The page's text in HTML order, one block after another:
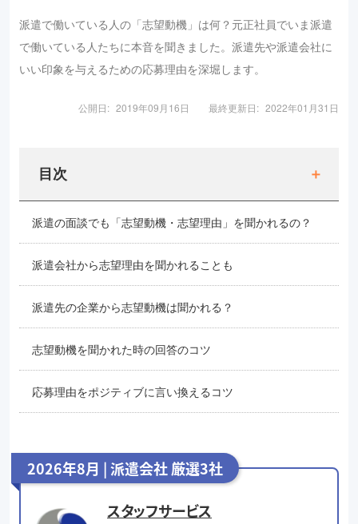
派遣で働いている人の「志望動機」は何？元正社員でいま派遣
で働いている人たちに本音を聞きました。派遣先や派遣会社に
いい印象を与えるための応募理由を深堀します。
公開日: 2019年09月16日 最終更新日: 2022年01月31日
目次
派遣の面談でも「志望動機・志望理由」を聞かれるの？
派遣会社から志望理由を聞かれることも
派遣先の企業から志望動機は聞かれる？
志望動機を聞かれた時の回答のコツ
応募理由をポジティブに言い換えるコツ
2026年8月 | 派遣会社 厳選3社
スタッフサービス